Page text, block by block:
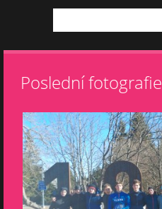
Poslední fotografie